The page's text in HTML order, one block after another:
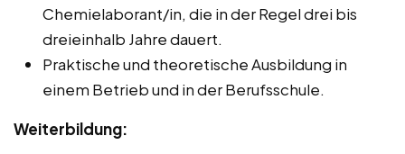
Chemielaborant/in, die in der Regel drei bis
dreieinhalb Jahre dauert.
Praktische und theoretische Ausbildung in
einem Betrieb und in der Berufsschule.
Weiterbildung: